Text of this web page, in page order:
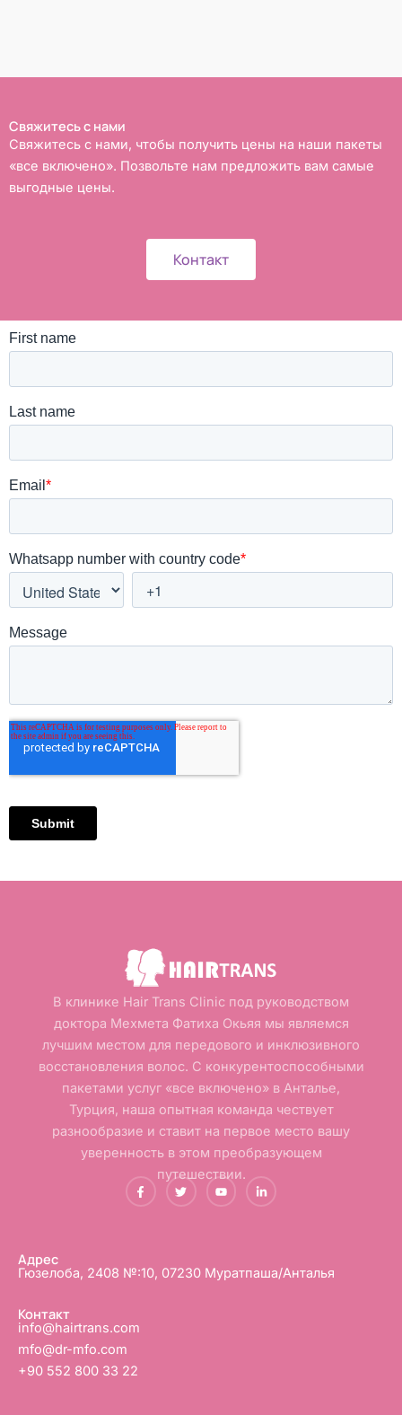
Свяжитесь с нами
Свяжитесь с нами, чтобы получить цены на наши пакеты
«все включено». Позвольте нам предложить вам самые
выгодные цены.
Контакт
В клинике Hair Trans Clinic под руководством
доктора Мехмета Фатиха Окьяя мы являемся
лучшим местом для передового и инклюзивного
восстановления волос. С конкурентоспособными
пакетами услуг «все включено» в Анталье,
Турция, наша опытная команда чествует
разнообразие и ставит на первое место вашу
уверенность в этом преобразующем
путешествии.
F
a
c
-
Т
в
и
Ю
т
у
L
i
n
-
Адрес
Гюзелоба, 2408 №:10, 07230 Муратпаша/Анталья
Контакт
info@hairtrans.com
mfo@dr-mfo.com
+90 552 800 33 22